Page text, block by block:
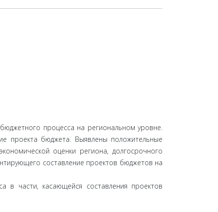
процесса на региональном уровне.
проекта бюджета. Выявлены положительные
оценки региона, долгосрочного
составление проектов бюджетов на
в части, касающейся составления проектов